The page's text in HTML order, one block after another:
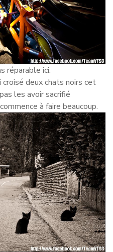
réparable ici.
croisé deux chats noirs cet
les avoir sacrifié
à faire beaucoup.